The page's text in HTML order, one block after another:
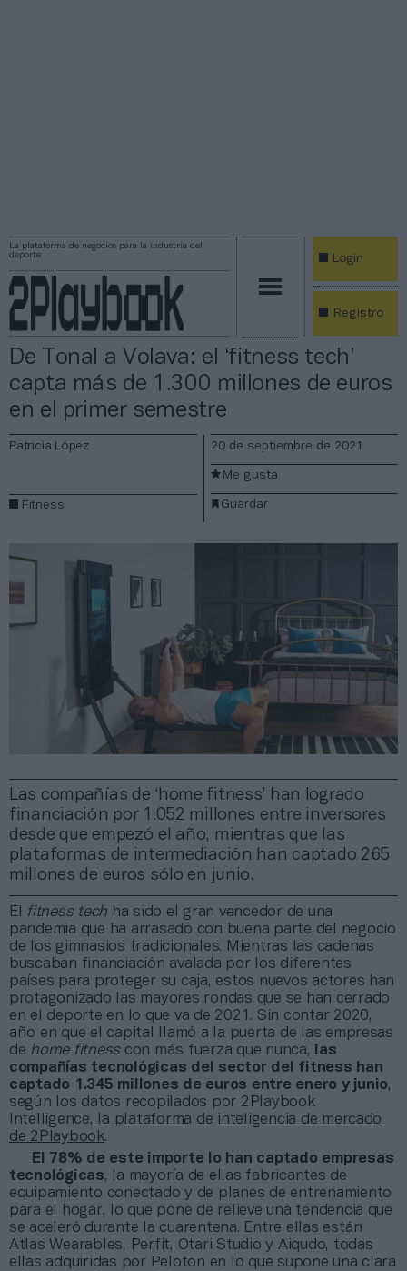
La plataforma de negocios para la industria del
deporte
Login
Registro
De Tonal a Volava: el ‘fitness tech’
capta más de 1.300 millones de euros
en el primer semestre
Las compañías de ‘home fitness’ han logrado
financiación por 1.052 millones entre inversores
desde que empezó el año, mientras que las
plataformas de intermediación han captado 265
millones de euros sólo en junio.
Patricia López
Fitness
20 de septiembre de 2021
Guardar
Me gusta
El fitness tech ha sido el gran vencedor de una
pandemia que ha arrasado con buena parte del negocio
de los gimnasios tradicionales. Mientras las cadenas
buscaban financiación avalada por los diferentes
países para proteger su caja, estos nuevos actores han
protagonizado las mayores rondas que se han cerrado
en el deporte en lo que va de 2021. Sin contar 2020,
año en que el capital llamó a la puerta de las empresas
de home fitness con más fuerza que nunca,
las
compañías tecnológicas del sector del fitness han
captado 1.345 millones de euros entre enero y junio,
según los datos recopilados por 2Playbook
Intelligence,
la plataforma de inteligencia de mercado
de 2Playbook.
El 78% de este importe lo han captado empresas
tecnológicas, la mayoría de ellas fabricantes de
equipamiento conectado y de planes de entrenamiento
para el hogar, lo que pone de relieve una tendencia que
se aceleró durante la cuarentena. Entre ellas están
Atlas Wearables, Perfit, Otari Studio y Aiqudo, todas
ellas adquiridas por Peloton en lo que supone una clara